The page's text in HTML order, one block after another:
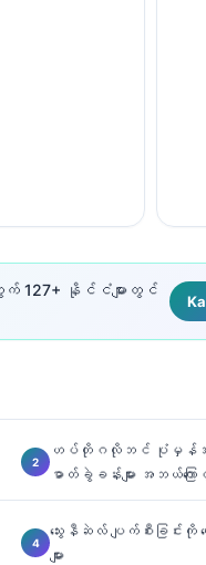
က် 127+ နိုင်ငံများတွင်
ဟပ်တိုဂလိုဘင် ပုံမှန်အကွာ
ဓာတ်ခွဲခန်းများ အဘယ်
သွေးနီဆဲလ် ပျက်စီးခြင်
များ